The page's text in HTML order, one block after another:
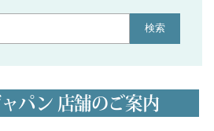
検索
パン 店舗のご案内